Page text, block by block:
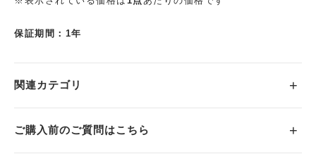
保証期間：1年
関連カテゴリ
ご購入前のご質問はこちら